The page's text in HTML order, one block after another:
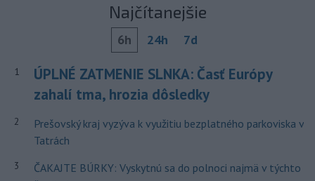
Najčítanejšie
6h 24h 7d
1
ÚPLNÉ ZATMENIE SLNKA: Časť Európy
zahalí tma, hrozia dôsledky
2
Prešovský kraj vyzýva k využitiu bezplatného parkoviska v
Tatrách
3
ČAKAJTE BÚRKY: Vyskytnú sa do polnoci najmä v týchto